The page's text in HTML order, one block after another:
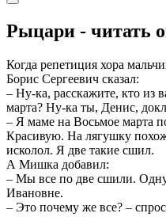
Рыцари - читать
Когда репетиция хора
Борис Сергеевич сказал:
– Ну-ка, расскажите, кто из
марта? Ну-ка ты, Денис,
– Я маме на Восьмое марта
Красивую. На лягушку
исколол. Я две такие сшил.
А Мишка добавил:
– Мы все по две сшили.
Ивановне.
– Это почему же все? –